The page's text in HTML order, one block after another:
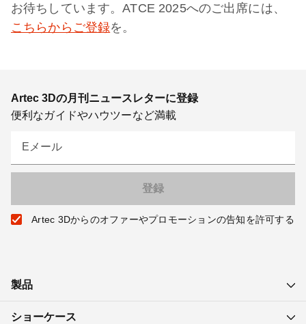
お待ちしています。ATCE 2025へのご出席には、
こちらからご登録を。
Artec 3Dの月刊ニュースレターに登録
便利なガイドやハウツーなど満載
Eメール
Artec 3Dからのオファーやプロモーションの告知を許可する
製品
ショーケース